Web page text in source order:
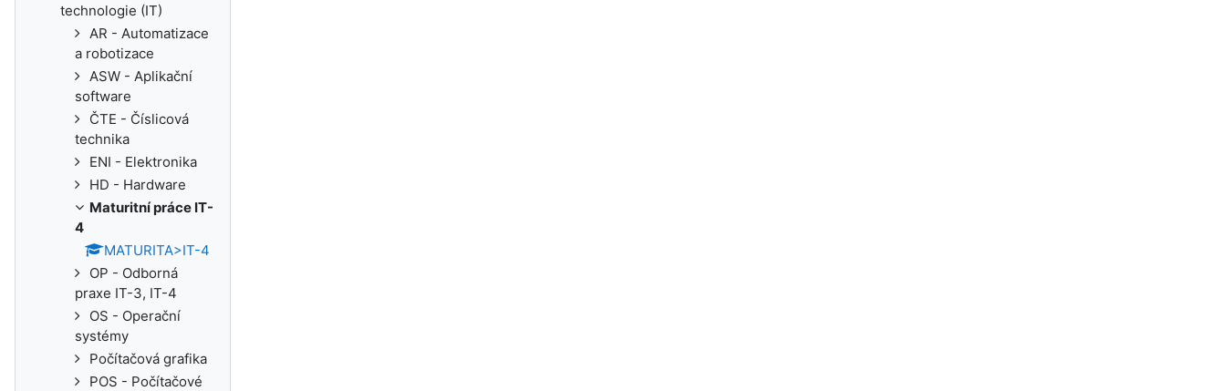
technologie (IT)
AR - Automatizace
a robotizace
ASW - Aplikační
software
ČTE - Číslicová
technika
ENI - Elektronika
HD - Hardware
Maturitní práce IT-
4
MATURITA>IT-4
OP - Odborná
praxe IT-3, IT-4
OS - Operační
systémy
Počítačová grafika
POS - Počítačové